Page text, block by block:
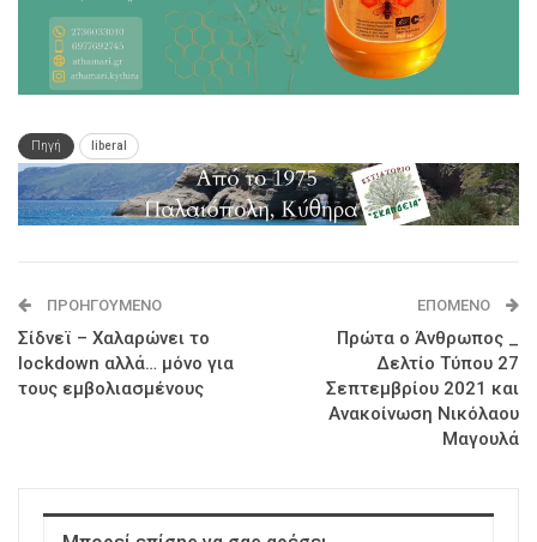
Πηγή liberal
ΠΡΟΗΓΟΎΜΕΝΟ
Σίδνεϊ – Χαλαρώνει το
lockdown αλλά… μόνο για
τους εμβολιασμένους
ΕΠΌΜΕΝΟ
Πρώτα ο Άνθρωπος _
Δελτίο Τύπου 27
Σεπτεμβρίου 2021 και
Ανακοίνωση Νικόλαου
Μαγουλά